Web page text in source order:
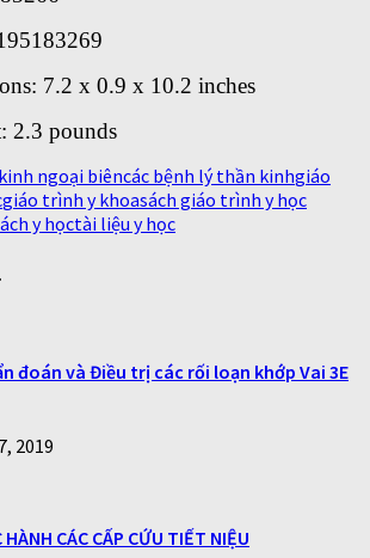
7.2 x 0.9 x 10.2 inches
2.3 pounds
ngoại biêncác bệnh lý thần kinhgiáo
giáo trình y khoasách giáo trình y học
y họctài liệu y học
đoán và Điều trị các rối loạn khớp Vai 3E
2019
CÁC CẤP CỨU TIẾT NIỆU